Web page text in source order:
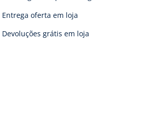
Entrega oferta em loja
Devoluções grátis em loja